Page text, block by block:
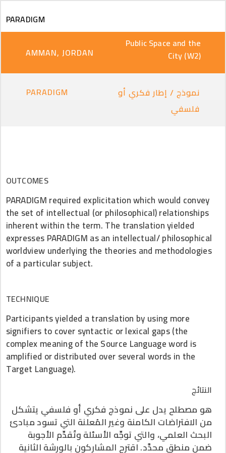
Skip to main content
PARADIGM
AMMAN, JORDAN
Public Space and the
City (W2)
PARADIGM
نموذج / إطار فكري أو
فلسفي
OUTCOMES
PARADIGM required explicitation which would convey
the set of intellectual (or philosophical) relationships
inherent within the term. The translation yielded
expresses PARADIGM as an intellectual/ philosophical
worldview underlying the theories and methodologies
of a particular subject.
TECHNIQUE
Participants yielded a translation by using more
signifiers to cover syntactic or lexical gaps (the
complex meaning of the Source Language word is
amplified or distributed over several words in the
Target Language).
النتائج
هو مصطلح يدل على نموذج فكري أو فلسفي يتشكل
من الافتراضات الكامنة وغير المُعلنة التي تسود مبادئ
البحث العلمي، والتي توجِّه الأسئلة وتُقدِّم الأجوبة
ضمن منطق محدَّد. اقترح المشاركون بالورشة الثانية